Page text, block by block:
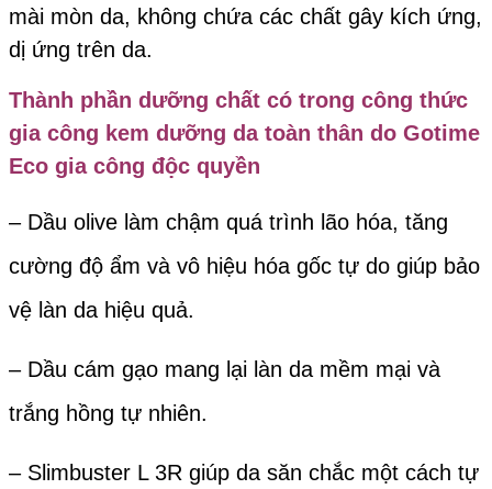
mài mòn da, không chứa các chất gây kích ứng,
dị ứng trên da.
Thành phần dưỡng chất có trong công thức
gia công kem dưỡng da toàn thân do Gotime
Eco gia công độc quyền
– Dầu olive làm chậm quá trình lão hóa, tăng
cường độ ẩm và vô hiệu hóa gốc tự do giúp bảo
vệ làn da hiệu quả.
– Dầu cám gạo mang lại làn da mềm mại và
trắng hồng tự nhiên.
– Slimbuster L 3R giúp da săn chắc một cách tự